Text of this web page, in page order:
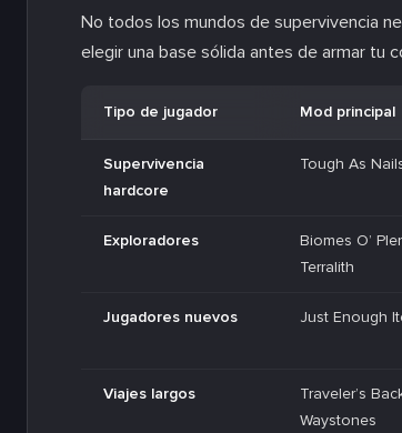
No todos los mundos de supervivencia
elegir una base sólida antes de armar tu
Tipo de jugador Mod principal
Supervivencia
hardcore
Tough As
Exploradores
Biomes O’
Terralith
Jugadores nuevos Just Enough
Viajes largos
Traveler’s
Waystones